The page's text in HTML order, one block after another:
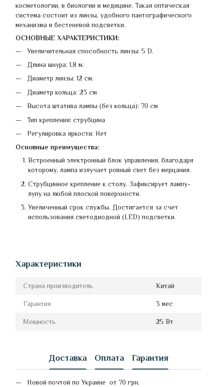
косметологии, в биологии и медицине. Такая оптическая
система состоит из линзы, удобного пантографического
механизма и бестеневой подсветки.
ОСНОВНЫЕ ХАРАКТЕРИСТИКИ:
Увеличительная способность линзы: 5 D.
Длина шнура: 1,8 м.
Диаметр линзы: 12 см.
Диаметр кольца: 23 см
Высота штатива лампы (без кольца): 70 см
Тип крепления: струбцина
Регулировка яркости: Нет
Основные преимущества:
Встроенный электронный блок управления, благодаря
которому, лампа излучает ровный свет без мерцания.
Струбцинное крепление к столу. Зафиксирует лампу-
лупу на любой плоской поверхности.
Увеличенный срок службы. Достигается за счет
использования светодиодной (LED) подсветки.
Характеристики
Страна производитель Китай
Гарантия 3 мес
Мощность 25 Вт
Доставка Оплата Гарантия
Новой почтой по Украине от 70 грн.